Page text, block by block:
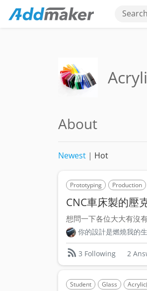
About
Newest | Hot
Prototyping Production
CNC車床製的壓
想問一下各位大大有沒
你的設計是燃燒我的
3 Following 2
Student Glass